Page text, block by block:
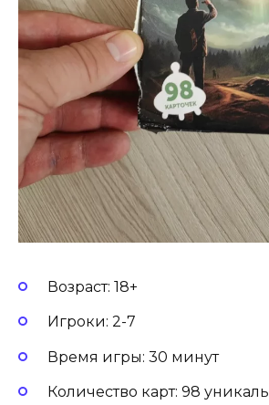
Возраст: 18+
Игроки: 2-7
Время игры: 30 минут
Количество карт: 98